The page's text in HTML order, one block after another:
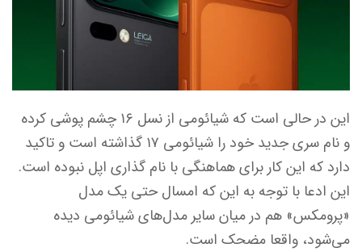
این در حالی است که شیائومی از نسل ۱۶ چشم پوشی کرده
و نام سری جدید خود را شیائومی ۱۷ گذاشته است و تاکید
دارد که این کار برای هماهنگی با نام گذاری اپل نبوده است.
این ادعا با توجه به این که امسال حتی یک مدل
«پرومکس» هم در میان سایر مدل‌های شیائومی دیده
می‌شود، واقعا مضحک است.